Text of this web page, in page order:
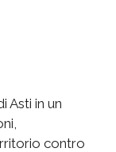
Asti in un
contro